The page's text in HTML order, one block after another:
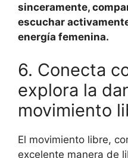
sinceramente,
escuchar
energía femenina.
6. Conecta
explora la
movimiento
El movimiento libre,
excelente manera de